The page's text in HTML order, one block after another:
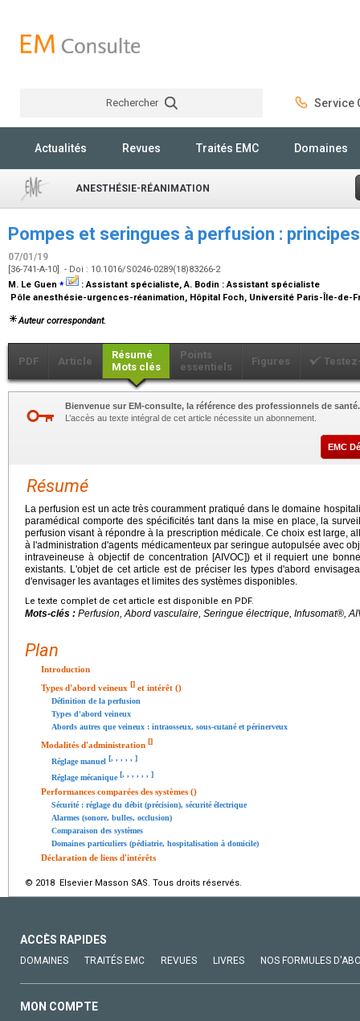
Rechercher Service
Actualités Revues Traités EMC Domaines
ANESTHÉSIE-RÉANIMATION
Pompes et seringues à perfusion :
07/01/19
[36-741-A-10] - Doi : 10.1016/S0246-0289(18)83266-2
M. Le Guen ⁎ :Assistant spécialiste, A. Bodin :Assistant spécialiste
Pôle anesthésie-urgences-réanimation, Hôpital Foch, Université Paris-Île-de-
Auteur correspondant.
PDF Article
Résumé
Mots clés
Points
essentiels
Figures
Bienvenue sur EM-consulte, la référence des professionnels de santé.
L’accès au texte intégral de cet article nécessite un abonnement.
EMC
Résumé
La perfusion est un acte très couramment pratiqué dans le domaine
paramédical comporte des spécificités tant dans la mise en place, la
perfusion visant à répondre à la prescription médicale. Ce choix est large,
à l'administration d'agents médicamenteux par seringue autopulsée avec
intraveineuse à objectif de concentration [AIVOC]) et il requiert une
existants. L'objet de cet article est de préciser les types d'abord
d'envisager les avantages et limites des systèmes disponibles.
Le texte complet de cet article est disponible en PDF.
Mots-clés : Perfusion, Abord vasculaire, Seringue électrique, Infusomat®,
Plan
Introduction
Types d'abord veineux [] et intérêt ()
Définition de la perfusion
Types d'abord veineux
Abords autres que veineux : intraosseux, sous-cutané et périnerveux
Modalités d'administration []
Réglage manuel [, , , , , ]
Réglage mécanique[, , , , , , ]
Performances comparées des systèmes ()
Sécurité : réglage du débit (précision), sécurité électrique
Alarmes (sonore, bulles, occlusion)
Comparaison des systèmes
Domaines particuliers (pédiatrie, hospitalisation à domicile)
Déclaration de liens d'intérêts
© 2018 Elsevier Masson SAS. Tous droits réservés.
ACCÈS RAPIDES
DOMAINES TRAITÉS EMC REVUES LIVRES NOS FORMULES
MON COMPTE